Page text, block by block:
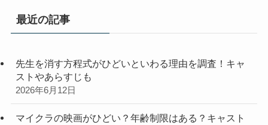
リ
最近の記事
先生を消す方程式がひどいといわる理由を調査！キャ
ストやあらすじも
2026年6月12日
マイクラの映画がひどい？年齢制限はある？キャスト